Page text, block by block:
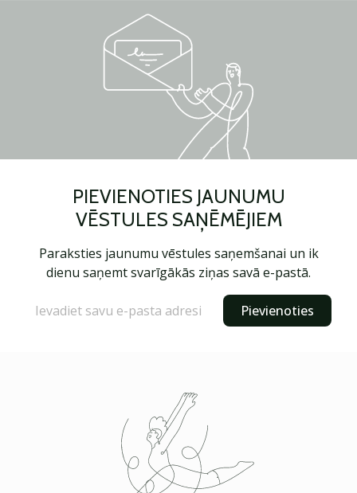
PIEVIENOTIES JAUNUMU
VĒSTULES SAŅĒMĒJIEM
Paraksties jaunumu vēstules saņemšanai un ik
dienu saņemt svarīgākās ziņas savā e-pastā.
Pievienoties